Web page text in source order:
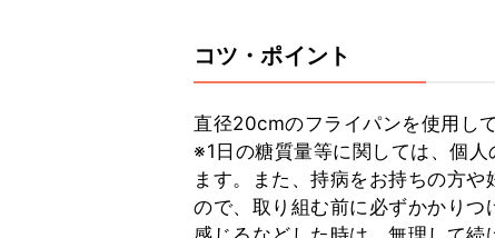
コツ・ポイント
直径20cmのフライパンを使用して
※1日の糖質量等に関しては、個
ます。また、持病をお持ちの方
ので、取り組む前に必ずかかり